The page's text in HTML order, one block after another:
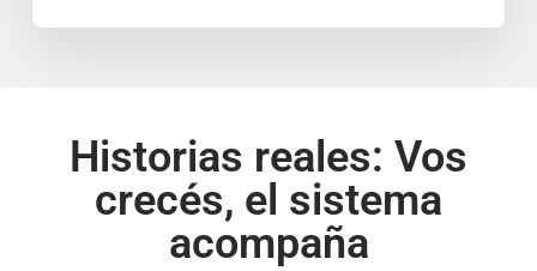
Historias reales: Vos
crecés, el sistema
acompaña